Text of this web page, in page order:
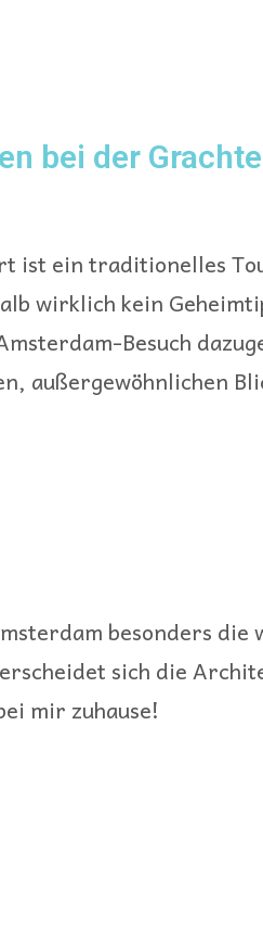
bei der
ist ein traditionelles
wirklich kein
Besuch
außergewöhnlichen
besonders
sich die
mir zuhause!